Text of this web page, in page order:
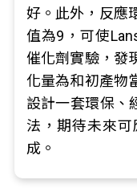
好。此外，反應
值為9，可使
催化劑實驗，發
化量為和初產物
設計一套環保、
法，期待未來
成。